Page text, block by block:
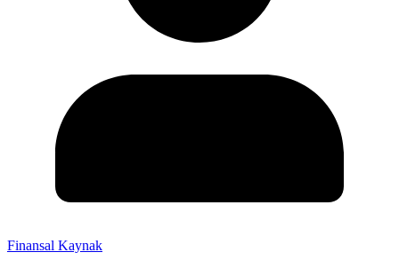
Finansal Kaynak